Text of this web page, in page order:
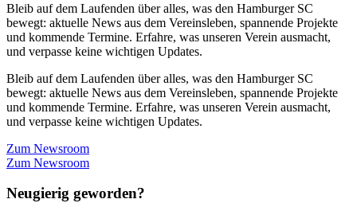
Bleib auf dem Laufenden über alles, was den Hamburger SC
bewegt: aktuelle News aus dem Vereinsleben, spannende Projekte
und kommende Termine. Erfahre, was unseren Verein ausmacht,
und verpasse keine wichtigen Updates.
Bleib auf dem Laufenden über alles, was den Hamburger SC
bewegt: aktuelle News aus dem Vereinsleben, spannende Projekte
und kommende Termine. Erfahre, was unseren Verein ausmacht,
und verpasse keine wichtigen Updates.
Zum Newsroom
Zum Newsroom
Neugierig geworden?